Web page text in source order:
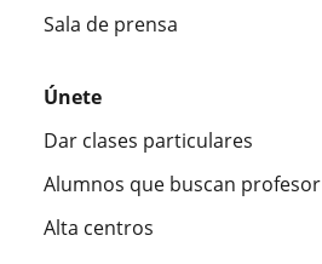
Sala de prensa
Únete
Dar clases particulares
Alumnos que buscan profesor
Alta centros